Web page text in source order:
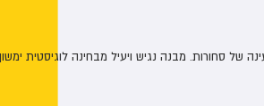
סחורות. מבנה נגיש ויעיל מבחינה לוגיסטית ימשוך